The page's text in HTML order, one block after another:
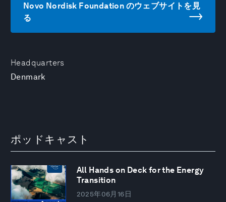
Headquarters
Denmark
Novo Nordisk Foundation のウェブサイトを見
る
ポッドキャスト
All Hands on Deck for the Energy
Transition
2025年06月16日